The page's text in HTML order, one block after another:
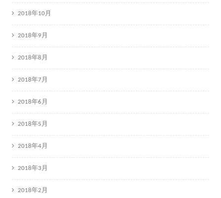
2018年10月
2018年9月
2018年8月
2018年7月
2018年6月
2018年5月
2018年4月
2018年3月
2018年2月